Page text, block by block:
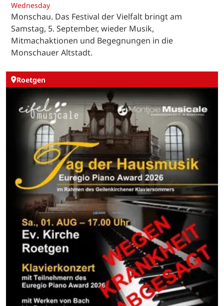
Wednesday
Monschau. Das Festival der Vielfalt bringt am
Samstag, 5. September, wieder Musik,
Mitmachaktionen und Begegnungen in die
Monschauer Altstadt.
Roetgen